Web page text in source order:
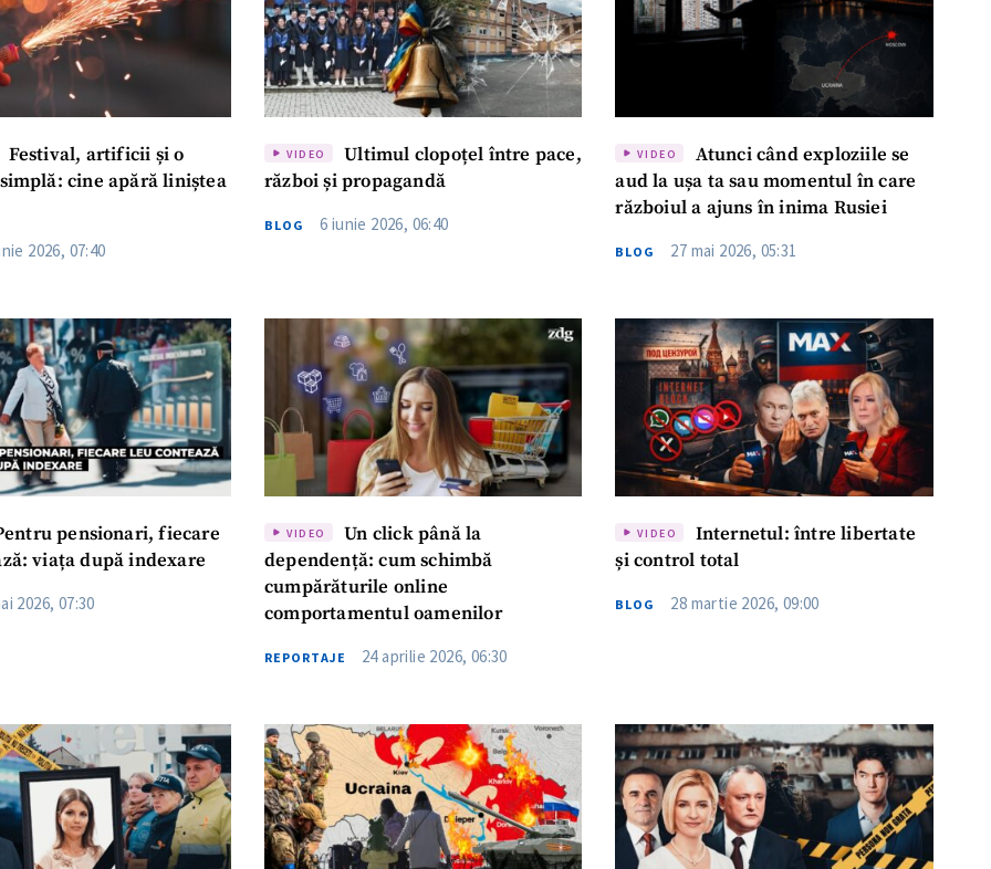
Festival, artificii și o
cine apără liniștea
2026, 07:40
VIDEO
Ultimul clopoțel între pace,
război și propagandă
BLOG 6 iunie 2026, 06:40
VIDEO
Atunci când exploziile se
aud la ușa ta sau momentul în care
războiul a ajuns în inima Rusiei
BLOG 27 mai 2026, 05:31
pensionari, fiecare
viața după indexare
2026, 07:30
VIDEO
Un click până la
dependență: cum schimbă
cumpărăturile online
comportamentul oamenilor
REPORTAJE 24 aprilie 2026, 06:30
VIDEO
Internetul: între libertate
și control total
BLOG 28 martie 2026, 09:00
+ Adaugă titlu
+ Încarcă imagine
+ Link media
CONTACT SURSĂ
Sursă anonimă
Nume + Numele meu
Email + Emailul meu
+ Telefon personal
Am citit și sunt de acord cu
TRIMITE ȘTIREA